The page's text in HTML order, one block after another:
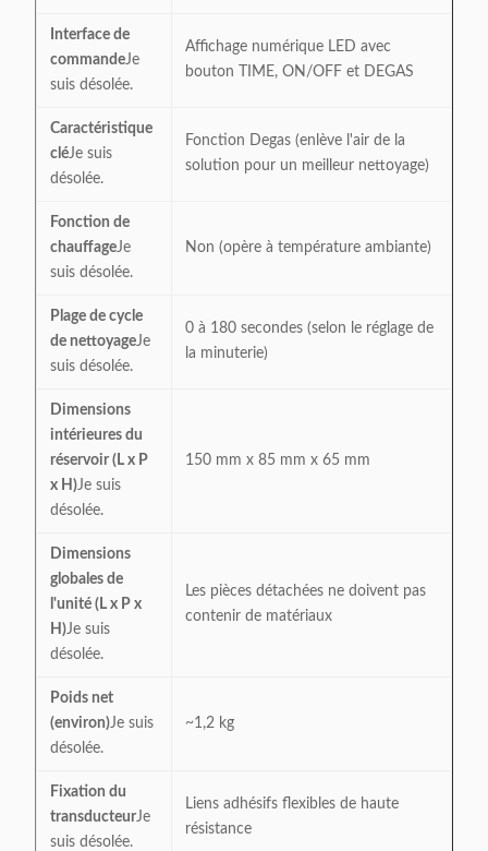
Interface de
commandeJe
suis désolée.
Affichage numérique LED avec
bouton TIME, ON/OFF et DEGAS
Caractéristique
cléJe suis
désolée.
Fonction Degas (enlève l'air de la
solution pour un meilleur nettoyage)
Fonction de
chauffageJe
suis désolée.
Non (opère à température ambiante)
Plage de cycle
de nettoyageJe
suis désolée.
0 à 180 secondes (selon le réglage de
la minuterie)
Dimensions
intérieures du
réservoir (L x P
x H)Je suis
désolée.
150 mm x 85 mm x 65 mm
Dimensions
globales de
l'unité (L x P x
H)Je suis
désolée.
Les pièces détachées ne doivent pas
contenir de matériaux
Poids net
(environ)Je suis
désolée.
~1,2 kg
Fixation du
transducteurJe
suis désolée.
Liens adhésifs flexibles de haute
résistance